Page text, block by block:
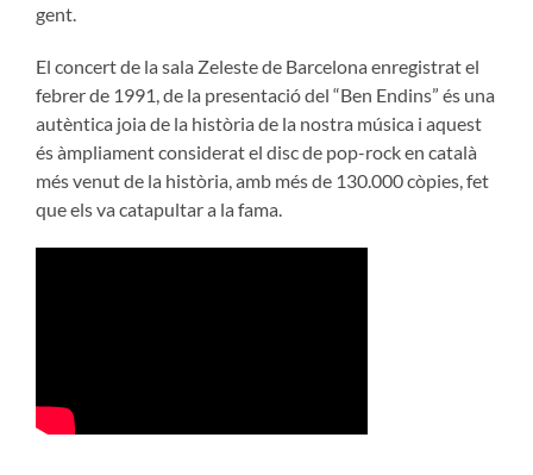
gent.
El concert de la sala Zeleste de Barcelona enregistrat el
febrer de 1991, de la presentació del “Ben Endins” és una
autèntica joia de la història de la nostra música i aquest
és àmpliament considerat el disc de pop-rock en català
més venut de la història, amb més de 130.000 còpies, fet
que els va catapultar a la fama.